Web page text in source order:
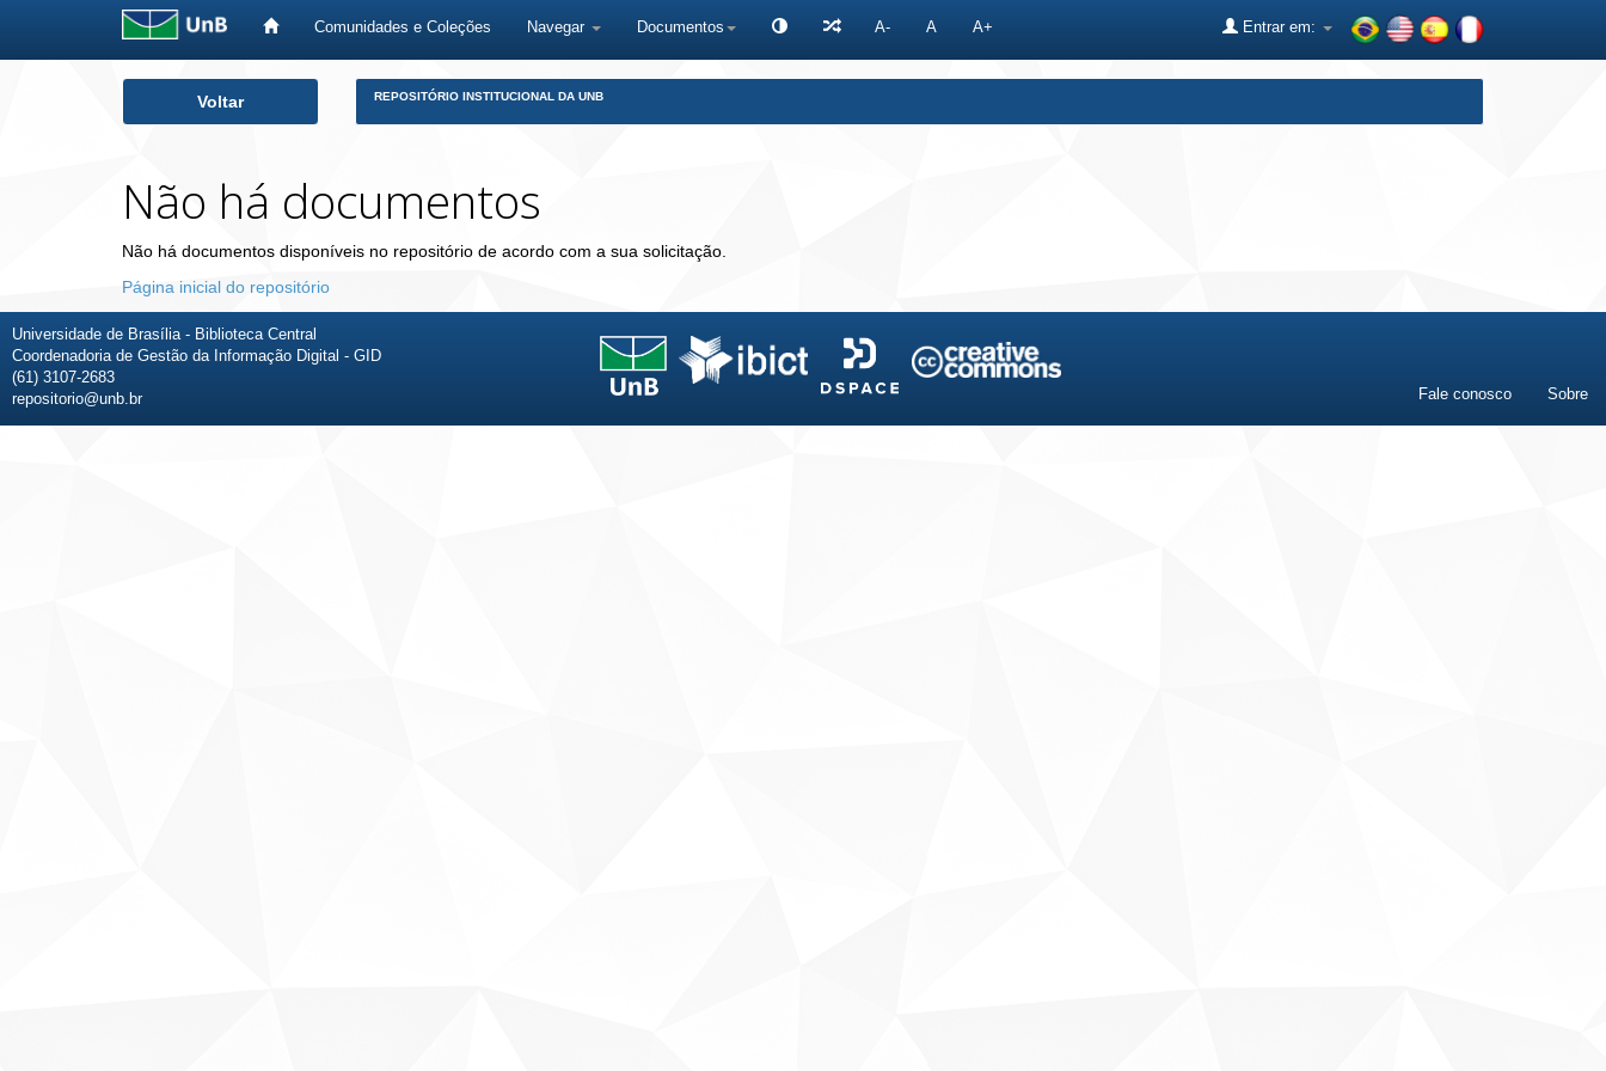
Comunidades e Coleções Navegar Documentos A- A A+ Entrar em:
Voltar REPOSITÓRIO INSTITUCIONAL DA UNB
Não há documentos
Não há documentos disponíveis no repositório de acordo com a sua solicitação.
Página inicial do repositório
Universidade de Brasília - Biblioteca Central
Coordenadoria de Gestão da Informação Digital - GID
(61) 3107-2683
repositorio@unb.br
Fale conosco Sobre